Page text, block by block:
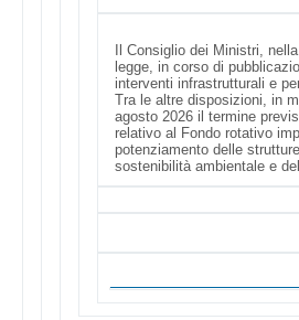
Il Consiglio dei Ministri,
legge, in corso di
interventi infrastrutturali e
Tra le altre disposizioni, in
agosto 2026 il termine
relativo al Fondo rotativo
potenziamento delle
sostenibilità ambientale e